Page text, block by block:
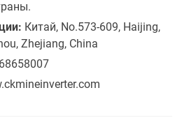
Китай, No.573-609, Haijing,
Zhejiang, China